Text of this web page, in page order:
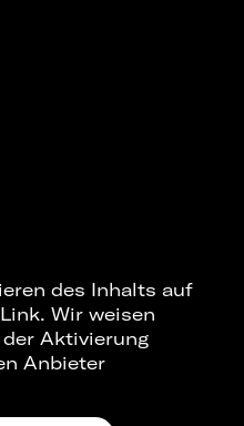
des Inhalts auf
Wir weisen
Aktivierung
Anbieter